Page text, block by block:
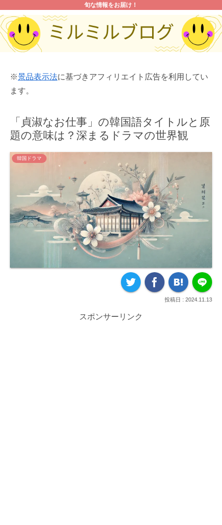
旬な情報をお届け！
※景品表示法に基づきアフィリエイト広告を利用してい
ます。
「貞淑なお仕事」の韓国語タイトルと原
題の意味は？深まるドラマの世界観
韓国ドラマ
2024.11.13
スポンサーリンク